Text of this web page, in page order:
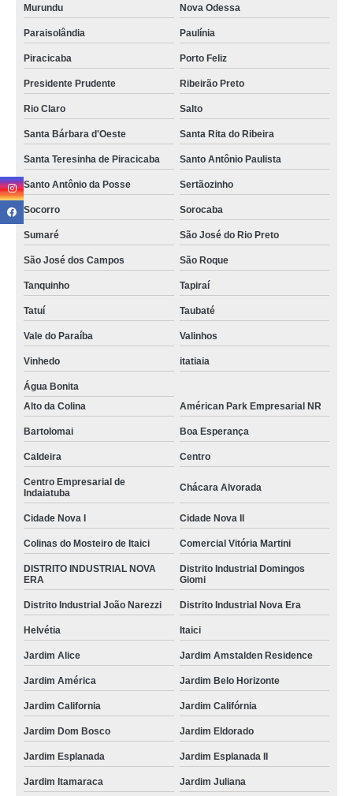
Murundu Nova Odessa
Paraisolândia Paulínia
Piracicaba Porto Feliz
Presidente Prudente Ribeirão Preto
Rio Claro Salto
Santa Bárbara d'Oeste Santa Rita do Ribeira
Santa Teresinha de Piracicaba Santo Antônio Paulista
Santo Antônio da Posse Sertãozinho
Socorro Sorocaba
Sumaré São José do Rio Preto
São José dos Campos São Roque
Tanquinho Tapiraí
Tatuí Taubaté
Vale do Paraíba Valinhos
Vinhedo itatiaia
Água Bonita
Alto da Colina
Américan Park Empresarial NR
Bartolomai Boa Esperança
Caldeira Centro
Centro Empresarial de
Indaiatuba
Chácara Alvorada
Cidade Nova I Cidade Nova II
Colinas do Mosteiro de Itaici Comercial Vitória Martini
DISTRITO INDUSTRIAL NOVA
ERA
Distrito Industrial Domingos
Giomi
Distrito Industrial João Narezzi Distrito Industrial Nova Era
Helvétia Itaici
Jardim Alice Jardim Amstalden Residence
Jardim América Jardim Belo Horizonte
Jardim California Jardim Califórnia
Jardim Dom Bosco Jardim Eldorado
Jardim Esplanada Jardim Esplanada II
Jardim Itamaraca Jardim Juliana